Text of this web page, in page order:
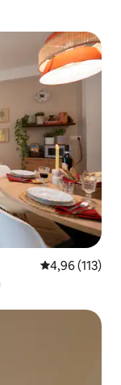
Évaluation
4,96 (113)